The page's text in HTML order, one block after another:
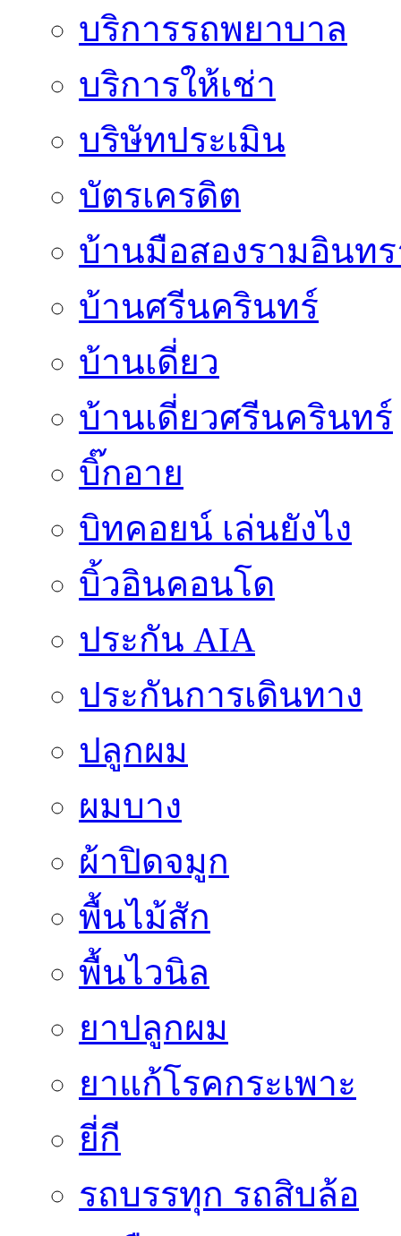
บริการรถพยาบาล
บริการให้เช่า
บริษัทประเมิน
บัตรเครดิต
บ้านมือสองรามอินท
บ้านศรีนครินทร์
บ้านเดี่ยว
บ้านเดี่ยวศรีนครินทร์
บิ๊กอาย
บิทคอยน์ เล่นยังไง
บิ้วอินคอนโด
ประกัน AIA
ประกันการเดินทาง
ปลูกผม
ผมบาง
ผ้าปิดจมูก
พื้นไม้สัก
พื้นไวนิล
ยาปลูกผม
ยาแก้โรคกระเพาะ
ยี่กี
รถบรรทุก รถสิบล้อ